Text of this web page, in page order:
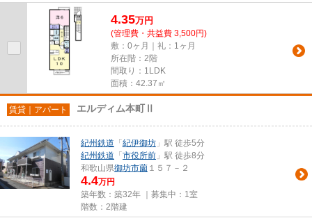
管理が楽々です。バルコニー...
4.35万円
(管理費・共益費 3,500円)
敷：0ヶ月｜礼：1ヶ月
所在階：2階
間取り：1LDK
面積：42.37㎡
賃貸｜アパート エルディム本町Ⅱ
紀州鉄道 「 紀伊御坊 」駅 徒歩5分
紀州鉄道 「 市役所前 」駅 徒歩8分
和歌山県御坊市薗 １５７－２
4.4万円
築年数：築32年 ｜募集中： 1室
階数：2階建